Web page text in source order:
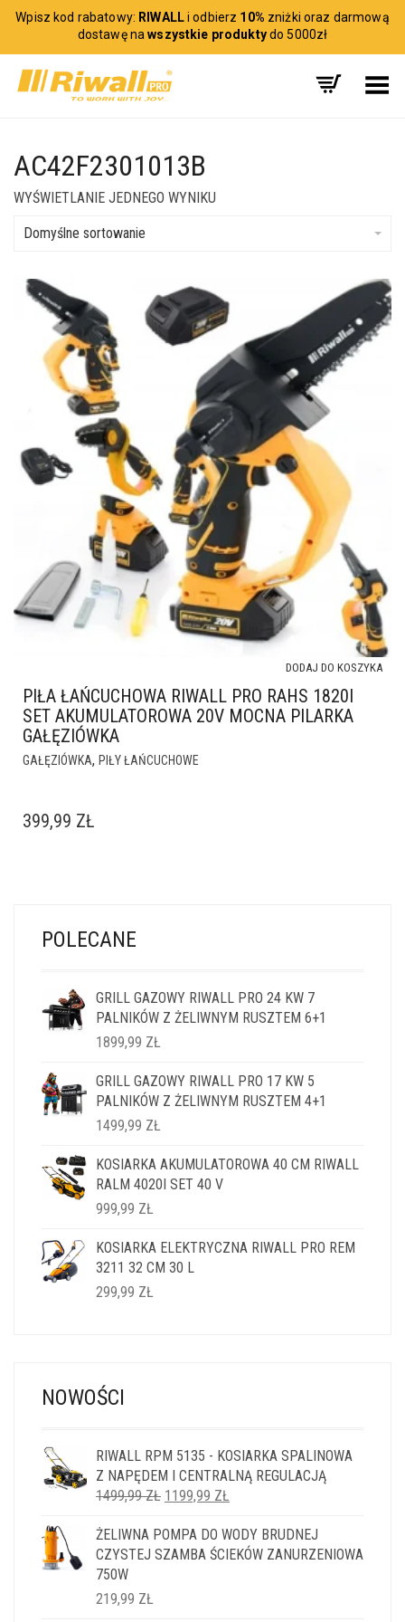
Wpisz kod rabatowy: RIWALLi odbierz 10% zniżki oraz darmową
dostawę nawszystkie produktydo 5000zł
Toggle Menu
AC42F2301013B
WYŚWIETLANIE JEDNEGO WYNIKU
Domyślne sortowanie
PIŁA ŁAŃCUCHOWA RIWALL PRO RAHS 1820I
SET AKUMULATOROWA 20V MOCNA PILARKA
GAŁĘZIÓWKA
GAŁĘZIÓWKA, PIŁY ŁAŃCUCHOWE
DODAJ DO KOSZYKA
399,99 ZŁ
POLECANE
GRILL GAZOWY RIWALL PRO 24 KW 7
PALNIKÓW Z ŻELIWNYM RUSZTEM 6+1
1899,99 ZŁ
GRILL GAZOWY RIWALL PRO 17 KW 5
PALNIKÓW Z ŻELIWNYM RUSZTEM 4+1
1499,99 ZŁ
KOSIARKA AKUMULATOROWA 40 CM RIWALL
RALM 4020I SET 40 V
999,99 ZŁ
KOSIARKA ELEKTRYCZNA RIWALL PRO REM
3211 32 CM 30 L
299,99 ZŁ
NOWOŚCI
RIWALL RPM 5135 - KOSIARKA SPALINOWA
Z NAPĘDEM I CENTRALNĄ REGULACJĄ
1499,99ZŁ PIERWOTNA
WYNOSIŁA:
1499,99 ZŁ.
1199,99 ZŁ
WYNOSI:
1199,99 ZŁ.
ŻELIWNA POMPA DO WODY BRUDNEJ
CZYSTEJ SZAMBA ŚCIEKÓW ZANURZENIOWA
750W
219,99 ZŁ